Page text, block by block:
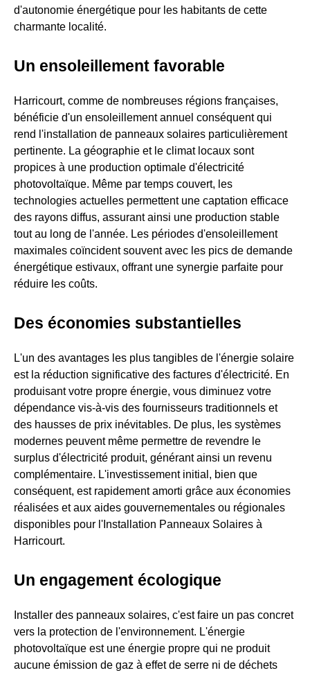
d'autonomie énergétique pour les habitants de cette
charmante localité.
Un ensoleillement favorable
Harricourt, comme de nombreuses régions françaises,
bénéficie d'un ensoleillement annuel conséquent qui
rend l'installation de panneaux solaires particulièrement
pertinente. La géographie et le climat locaux sont
propices à une production optimale d'électricité
photovoltaïque. Même par temps couvert, les
technologies actuelles permettent une captation efficace
des rayons diffus, assurant ainsi une production stable
tout au long de l'année. Les périodes d'ensoleillement
maximales coïncident souvent avec les pics de demande
énergétique estivaux, offrant une synergie parfaite pour
réduire les coûts.
Des économies substantielles
L'un des avantages les plus tangibles de l'énergie solaire
est la réduction significative des factures d'électricité. En
produisant votre propre énergie, vous diminuez votre
dépendance vis-à-vis des fournisseurs traditionnels et
des hausses de prix inévitables. De plus, les systèmes
modernes peuvent même permettre de revendre le
surplus d'électricité produit, générant ainsi un revenu
complémentaire. L'investissement initial, bien que
conséquent, est rapidement amorti grâce aux économies
réalisées et aux aides gouvernementales ou régionales
disponibles pour l'Installation Panneaux Solaires à
Harricourt.
Un engagement écologique
Installer des panneaux solaires, c'est faire un pas concret
vers la protection de l'environnement. L'énergie
photovoltaïque est une énergie propre qui ne produit
aucune émission de gaz à effet de serre ni de déchets